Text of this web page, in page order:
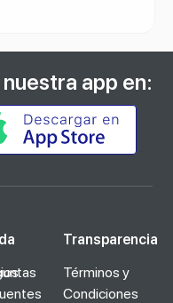
app en:
Transparencia
Términos y
Condiciones